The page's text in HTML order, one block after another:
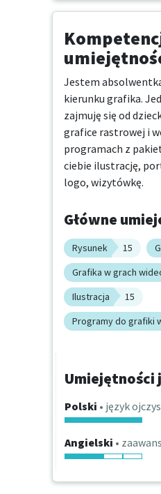
Jestem
kierunku grafika.
zajmuję się od
grafice rastrowej i
programach z
ciebie ilustrację,
logo, wizytówkę.
Główne
Rysunek 15
Grafika w grach
Ilustracja
15
Programy do grafiki
Umiejętności
Polski • język
Angielski •